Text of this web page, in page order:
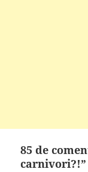
85 de
carnivori?!”